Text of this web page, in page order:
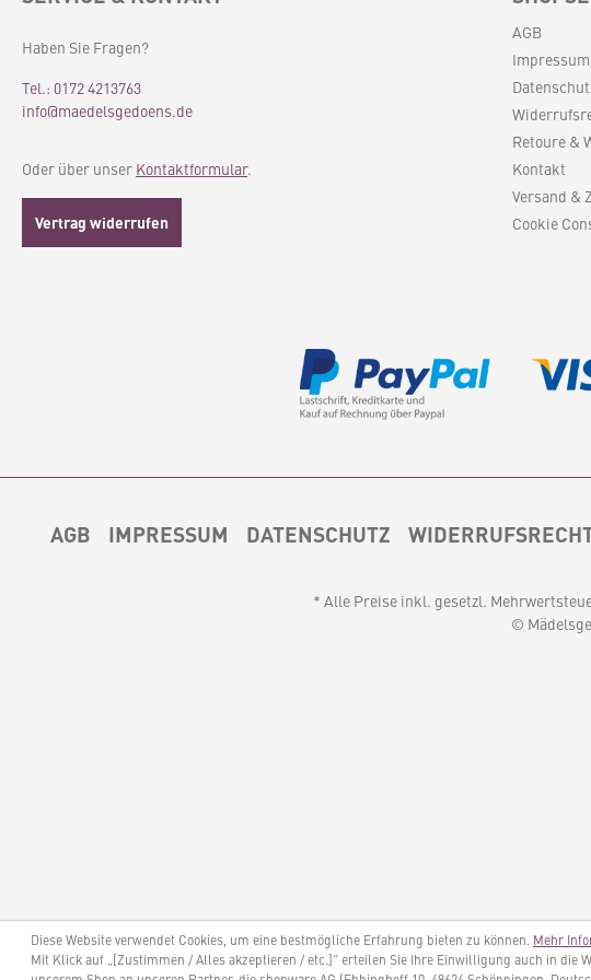
Haben Sie Fragen?
Tel.: 0172 4213763
info@maedelsgedoens.de
Oder über unser Kontaktformular.
Vertrag widerrufen
AGB
Impressum
Retoure &
Kontakt
Versand &
Cookie
AGB IMPRESSUM DATENSCHUTZ
* Alle Preise inkl. gesetzl.
©
Diese Website verwendet Cookies, um eine bestmögliche Erfahrung bieten zu können. Mehr
Mit Klick auf „[Zustimmen / Alles akzeptieren / etc.]“ erteilen Sie Ihre Einwilligung auch in die